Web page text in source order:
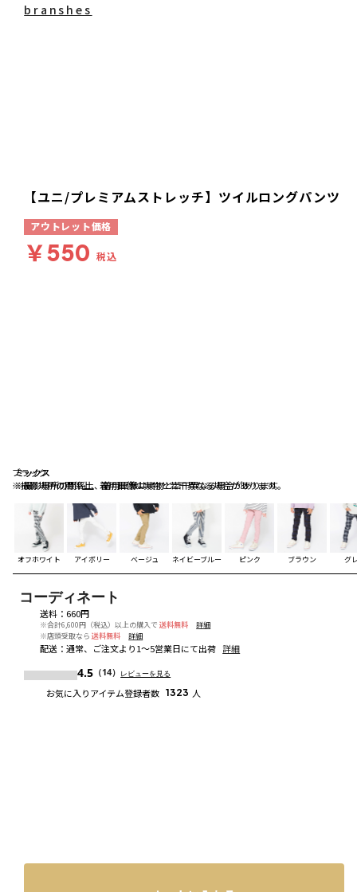
ブラック
※撮影場所の関係上、着用画像は実物と若干異なる場合があります。
ミックス
※撮影場所の関係上、着用画像は実物と若干異なる場合があります。
ミックス
オフホワイト アイボリー ベージュ ネイビーブルー ピンク ブラウン グ
コーディネート
送料 ： 660円
※合計6,600円（税込）以上の購入で 送料無料
詳細
※店頭受取なら 送料無料 詳細
配送 ：通常、ご注文より1～5営業日にて出荷 詳細
4.5 （14） レビューを見る
お気に入りアイテム登録者数 1323 人
branshes
【ユニ/プレミアムストレッチ】ツイルロングパンツ
アウトレット価格
￥550 税込